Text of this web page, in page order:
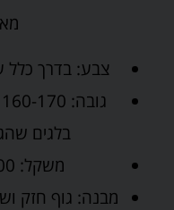
צבע: בדרך כלל
בלגים
משקל: 900-1,200 ק"ג בממוצע.
מבנה: גוף חזק